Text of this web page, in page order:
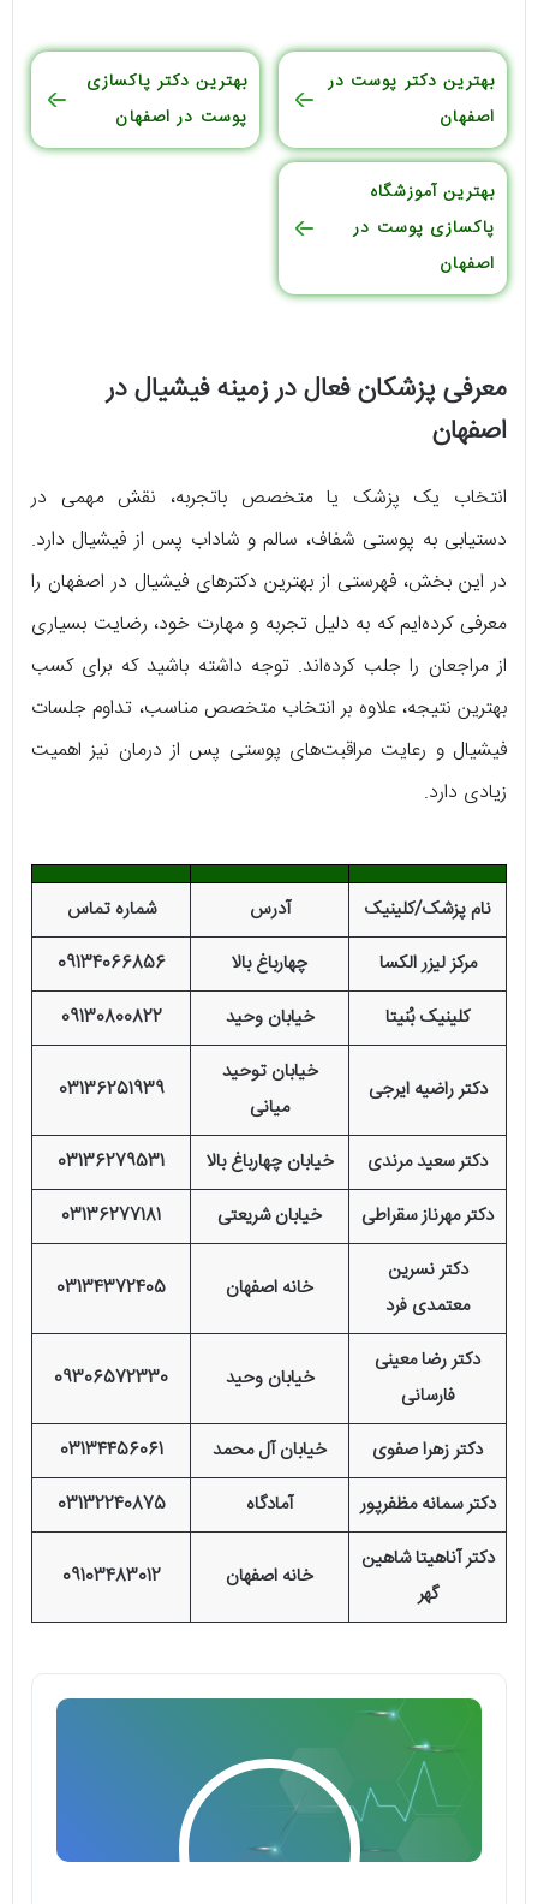
بهترین دکتر پوست در
اصفهان
بهترین دکتر پاکسازی
پوست در اصفهان
بهترین آموزشگاه
پاکسازی پوست در
اصفهان
معرفی پزشکان فعال در زمینه فیشیال در
اصفهان
انتخاب یک پزشک یا متخصص باتجربه، نقش مهمی در
دستیابی به پوستی شفاف، سالم و شاداب پس از فیشیال دارد.
در این بخش، فهرستی از بهترین دکترهای فیشیال در اصفهان را
معرفی کرده‌ایم که به دلیل تجربه و مهارت خود، رضایت بسیاری
از مراجعان را جلب کرده‌اند. توجه داشته باشید که برای کسب
بهترین نتیجه، علاوه بر انتخاب متخصص مناسب، تداوم جلسات
فیشیال و رعایت مراقبت‌های پوستی پس از درمان نیز اهمیت
زیادی دارد.
نام پزشک/کلینیک آدرس
شماره تماس
مرکز لیزر الکسا
چهارباغ بالا
09134066856
کلینیک بُنیتا
خیابان وحید 09130800822
دکتر راضیه ایرجی
خیابان توحید
میانی
03136251939
دکتر سعید مرندی خیابان چهارباغ بالا
03136279531
دکتر مهرناز سقراطی
خیابان شریعتی
03136277181
دکتر نسرین
معتمدی فرد
خانه اصفهان 03134372405
دکتر رضا معینی
فارسانی
خیابان وحید 09306572330
دکتر زهرا صفوی خیابان آل محمد
03134456061
دکتر سمانه مظفرپور
آمادگاه
03132240875
دکتر آناهیتا شاهین
گهر
خانه اصفهان 09103483012